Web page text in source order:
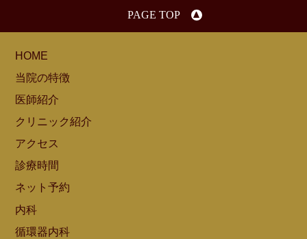
PAGE TOP
HOME
当院の特徴
医師紹介
クリニック紹介
アクセス
診療時間
ネット予約
内科
循環器内科